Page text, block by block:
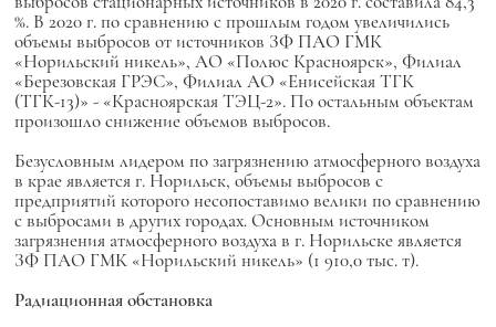
%. В 2020 г. по сравнению с прошлым годом увеличились
объемы выбросов от источников ЗФ ПАО ГМК
«Норильский никель», АО «Полюс Красноярск», Филиал
«Березовская ГРЭС», Филиал АО «Енисейская ТГК
(ТГК-13)» - «Красноярская ТЭЦ-2». По остальным объектам
произошло снижение объемов выбросов.
Безусловным лидером по загрязнению атмосферного воздуха
в крае является г. Норильск, объемы выбросов с
предприятий которого несопоставимо велики по сравнению
с выбросами в других городах. Основным источником
загрязнения атмосферного воздуха в г. Норильске является
ЗФ ПАО ГМК «Норильский никель» (1 910,0 тыс. т).
Радиационная обстановка